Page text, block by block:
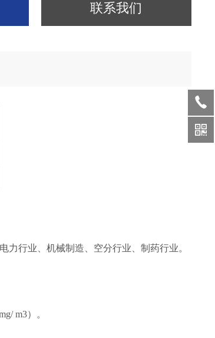
联系我们
力行业、机械制造、空分行业、制药行业。
m3）。